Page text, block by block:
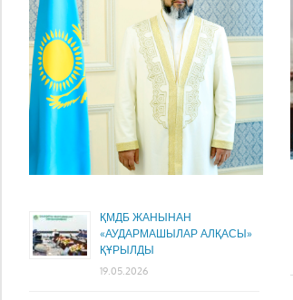
ҚМДБ ЖАНЫНАН
«АУДАРМАШЫЛАР АЛҚАСЫ»
ҚҰРЫЛДЫ
19.05.2026